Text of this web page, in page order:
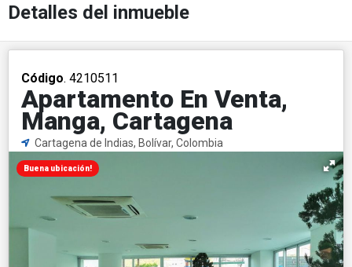
Detalles del inmueble
Código. 4210511
Apartamento En Venta,
Manga, Cartagena
Cartagena de Indias, Bolívar, Colombia
Buena ubicación!